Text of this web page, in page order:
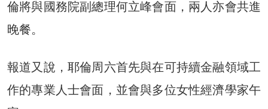
倫將與國務院副總理何立峰會面，兩人亦會共進
晚餐。
報道又說，耶倫周六首先與在可持續金融領域工
作的專業人士會面，並會與多位女性經濟學家午